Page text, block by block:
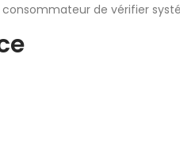
de vérifier